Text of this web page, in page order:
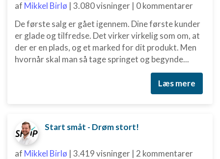
af Mikkel Birlø | 3.080 visninger | 0 kommentarer
De første salg er gået igennem. Dine første kunder
er glade og tilfredse. Det virker virkelig som om, at
der er en plads, og et marked for dit produkt. Men
hvornår skal man så tage springet og begynde...
Læs mere
Start småt - Drøm stort!
af Mikkel Birlø | 3.419 visninger | 2 kommentarer